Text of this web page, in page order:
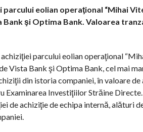
eolian operaţional “Mihai
şi Optima Bank. Valoarea
parcului eolian operaţional
Vista Bank şi Optima Bank, cel mai
din istoria companiei, în valoare
Investiţiilor Străine
de achiziţie de echipa internă, alături